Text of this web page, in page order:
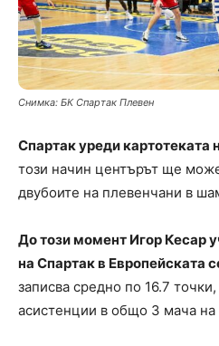
Снимка: БК Спартак Плевен
Спартак уреди картотеката
този начин центърът ще
двубоите на плевенчани в
До този момент Игор Кесар
на Спартак в Европейската
записва средно по 16.7
асистенции в общо 3 мача